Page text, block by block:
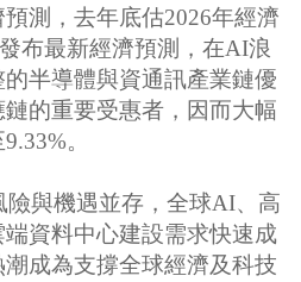
測，去年底估2026年經濟
布最新經濟預測，在AI浪
半導體與資通訊產業鏈優
的重要受惠者，因而大幅
。
險與機遇並存，全球AI、高
資料中心建設需求快速成
成為支撐全球經濟及科技